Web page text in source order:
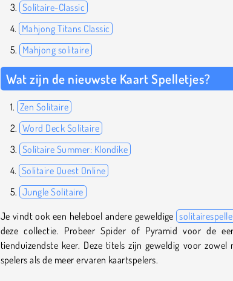
Solitaire-Classic
Mahjong Titans Classic
Mahjong solitaire
Wat zijn de nieuwste Kaart Spelletjes?
Zen Solitaire
Word Deck Solitaire
Solitaire Summer: Klondike
Solitaire Quest Online
Jungle Solitaire
Je vindt ook een heleboel andere geweldige
deze collectie. Probeer Spider of Pyramid voor de
tienduizendste keer. Deze titels zijn geweldig voor zowel
spelers als de meer ervaren kaartspelers.